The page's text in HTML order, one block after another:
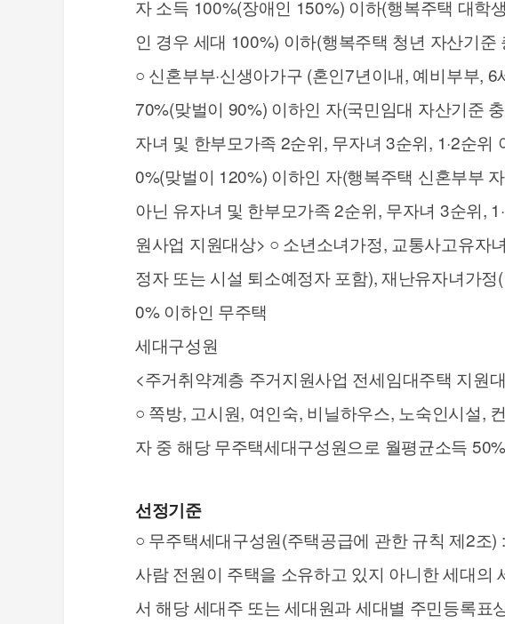
자 소득 100%(장애인 150%) 이하(행복주택 대학
인 경우 세대 100%) 이하(행복주택 청년 자산기준
○ 신혼부부·신생아가구 (혼인7년이내, 예비부부,
70%(맞벌이 90%) 이하인 자(국민임대 자산기준
자녀 및 한부모가족 2순위, 무자녀 3순위, 1·2순
0%(맞벌이 120%) 이하인 자(행복주택 신혼부부
아닌 유자녀 및 한부모가족 2순위, 무자녀 3순위,
원사업 지원대상> ○ 소년소녀가정, 교통사고유자
정자 또는 시설 퇴소예정자 포함), 재난유자녀가
0% 이하인 무주택
세대구성원
<주거취약계층 주거지원사업 전세임대주택 지원
○ 쪽방, 고시원, 여인숙, 비닐하우스, 노숙인시설,
자 중 해당 무주택세대구성원으로 월평균소득
선정기준
○ 무주택세대구성원(주택공급에 관한 규칙 제2조
사람 전원이 주택을 소유하고 있지 아니한 세대의
서 해당 세대주 또는 세대원과 세대별 주민등록